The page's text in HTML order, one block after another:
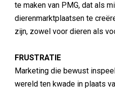
te maken van PMG, dat als
dierenmarktplaatsen te
zijn, zowel voor dieren als
FRUSTRATIE
Marketing die bewust
wereld ten kwade in plaats